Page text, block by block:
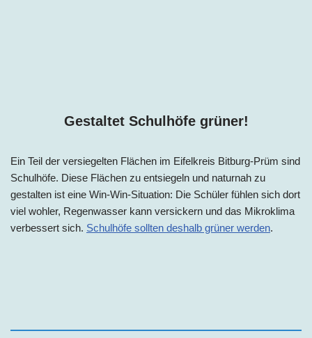
Gestaltet Schulhöfe grüner!
Ein Teil der versiegelten Flächen im Eifelkreis Bitburg-Prüm sind
Schulhöfe. Diese Flächen zu entsiegeln und naturnah zu
gestalten ist eine Win-Win-Situation: Die Schüler fühlen sich dort
viel wohler, Regenwasser kann versickern und das Mikroklima
verbessert sich. Schulhöfe sollten deshalb grüner werden.